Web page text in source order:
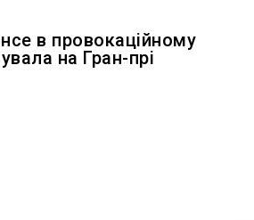
в провокаційному
на Гран-прі